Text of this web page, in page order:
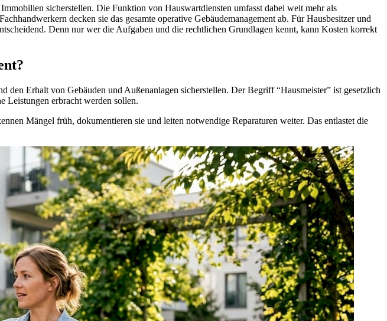
sicherstellen. Die Funktion von Hauswartdiensten umfasst dabei weit mehr als
decken sie das gesamte operative Gebäudemanagement ab. Für Hausbesitzer und
Denn nur wer die Aufgaben und die rechtlichen Grundlagen kennt, kann Kosten korrekt
Erhalt von Gebäuden und Außenanlagen sicherstellen. Der Begriff “Hausmeister” ist gesetzlich
Leistungen erbracht werden sollen.
Mängel früh, dokumentieren sie und leiten notwendige Reparaturen weiter. Das entlastet die